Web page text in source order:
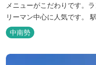
メニューがこだわりです。
リーマン中心に人気です。 駅から1分！好立地 1925年（大正14
年）に開業した歴史ある旅館
場所にあり、大変便利です
数から団体のお客様まで幅広くご
中南勢